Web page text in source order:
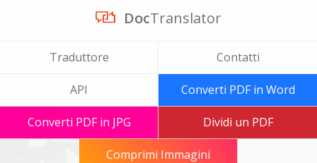
DocTranslator
Traduttore Contatti
API Converti PDF in Word
Converti PDF in JPG Dividi un PDF
Comprimi Immagini